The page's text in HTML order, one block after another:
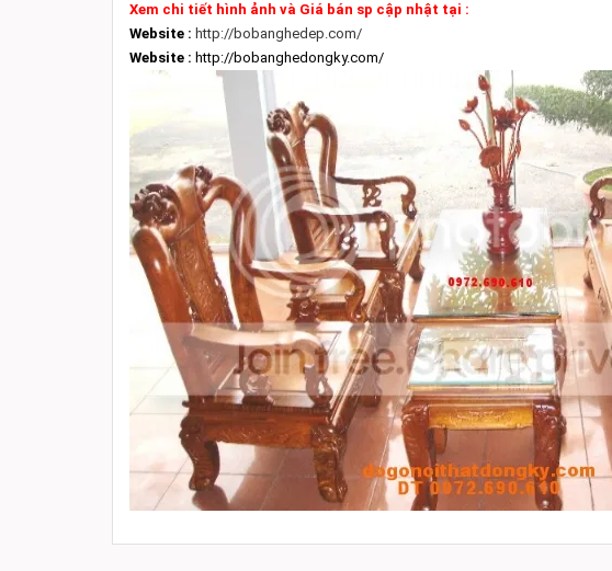
Xem chi tiết hình ảnh và Giá bán sp cập nhật tại :
Website : http://bobanghedep.com/
Website : http://bobanghedongky.com/